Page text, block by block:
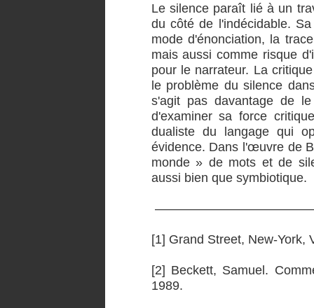
Le silence paraît lié à un
du côté de l'indécidable.
mode d'énonciation, la
mais aussi comme risque
pour le narrateur. La
le problème du silence
s'agit pas davantage de
d'examiner sa force
dualiste du langage qui
évidence. Dans l'œuvre de
monde » de mots et de
aussi bien que symbiotique.
[1] Grand Street, New-York,
[2] Beckett, Samuel.
1989.